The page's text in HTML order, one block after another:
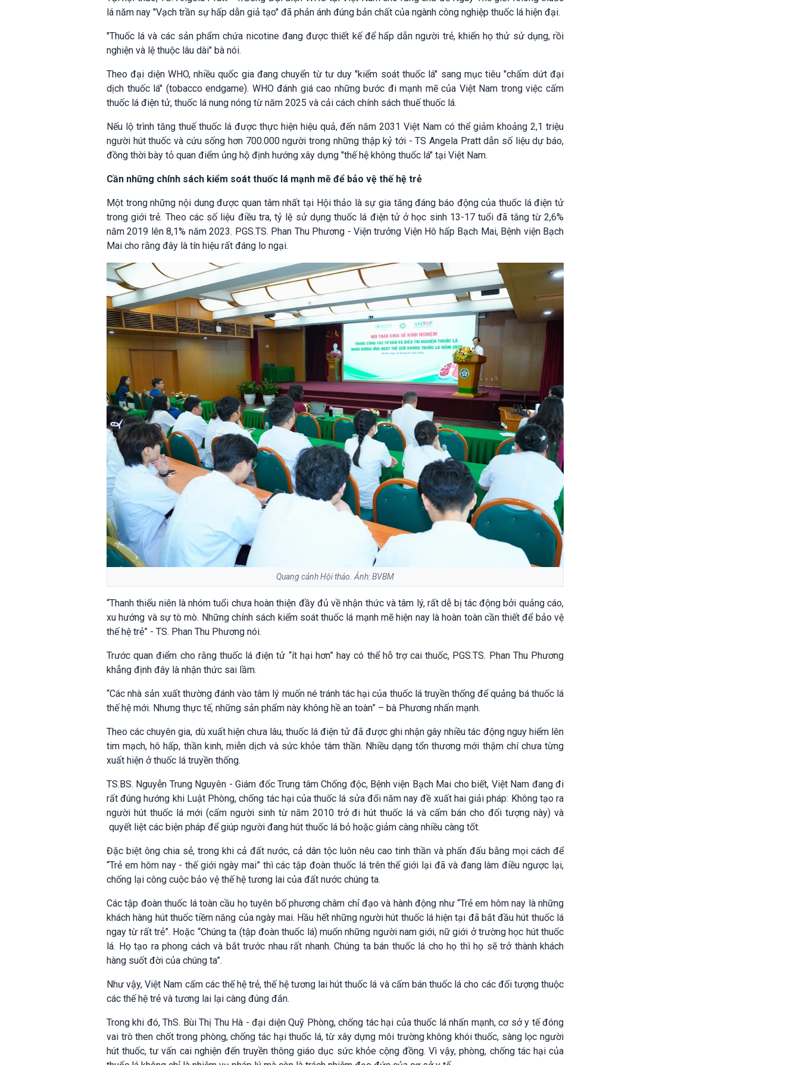
lá năm nay "Vạch trần sự hấp dẫn giả tạo" đã phản ánh đúng bản chất của ngành công nghiệp thuốc lá hiện đại.
"Thuốc lá và các sản phẩm chứa nicotine đang được thiết kế để hấp dẫn người trẻ, khiến họ thử sử dụng, rồi
nghiện và lệ thuộc lâu dài" bà nói.
Theo đại diện WHO, nhiều quốc gia đang chuyển từ tư duy "kiểm soát thuốc lá" sang mục tiêu "chấm dứt đại
dịch thuốc lá" (tobacco endgame). WHO đánh giá cao những bước đi mạnh mẽ của Việt Nam trong việc cấm
thuốc lá điện tử, thuốc lá nung nóng từ năm 2025 và cải cách chính sách thuế thuốc lá.
Nếu lộ trình tăng thuế thuốc lá được thực hiện hiệu quả, đến năm 2031 Việt Nam có thể giảm khoảng 2,1 triệu
người hút thuốc và cứu sống hơn 700.000 người trong những thập kỷ tới - TS Angela Pratt dẫn số liệu dự báo,
đồng thời bày tỏ quan điểm ủng hộ định hướng xây dựng "thế hệ không thuốc lá" tại Việt Nam.
Cần những chính sách kiểm soát thuốc lá mạnh mẽ để bảo vệ thế hệ trẻ
Một trong những nội dung được quan tâm nhất tại Hội thảo là sự gia tăng đáng báo động của thuốc lá điện tử
trong giới trẻ. Theo các số liệu điều tra, tỷ lệ sử dụng thuốc lá điện tử ở học sinh 13-17 tuổi đã tăng từ 2,6%
năm 2019 lên 8,1% năm 2023. PGS.TS. Phan Thu Phương - Viện trưởng Viện Hô hấp Bạch Mai, Bệnh viện Bạch
Mai cho rằng đây là tín hiệu rất đáng lo ngại.
Quang cảnh Hội thảo. Ảnh: BVBM
“Thanh thiếu niên là nhóm tuổi chưa hoàn thiện đầy đủ về nhận thức và tâm lý, rất dễ bị tác động bởi quảng cáo,
xu hướng và sự tò mò. Những chính sách kiểm soát thuốc lá mạnh mẽ hiện nay là hoàn toàn cần thiết để bảo vệ
thế hệ trẻ” - TS. Phan Thu Phương nói.
Trước quan điểm cho rằng thuốc lá điện tử “ít hại hơn” hay có thể hỗ trợ cai thuốc, PGS.TS. Phan Thu Phương
khẳng định đây là nhận thức sai lầm.
“Các nhà sản xuất thường đánh vào tâm lý muốn né tránh tác hại của thuốc lá truyền thống để quảng bá thuốc lá
thế hệ mới. Nhưng thực tế, những sản phẩm này không hề an toàn” – bà Phương nhấn mạnh.
Theo các chuyên gia, dù xuất hiện chưa lâu, thuốc lá điện tử đã được ghi nhận gây nhiều tác động nguy hiểm lên
tim mạch, hô hấp, thần kinh, miễn dịch và sức khỏe tâm thần. Nhiều dạng tổn thương mới thậm chí chưa từng
xuất hiện ở thuốc lá truyền thống.
TS.BS. Nguyễn Trung Nguyên - Giám đốc Trung tâm Chống độc, Bệnh viện Bạch Mai cho biết, Việt Nam đang đi
rất đúng hướng khi Luật Phòng, chống tác hại của thuốc lá sửa đổi năm nay đề xuất hai giải pháp: Không tạo ra
người hút thuốc lá mới (cấm người sinh từ năm 2010 trở đi hút thuốc lá và cấm bán cho đối tượng này) và
quyết liệt các biện pháp để giúp người đang hút thuốc lá bỏ hoặc giảm càng nhiều càng tốt.
Đặc biệt ông chia sẻ, trong khi cả đất nước, cả dân tộc luôn nêu cao tinh thần và phấn đấu bằng mọi cách để
“Trẻ em hôm nay - thế giới ngày mai” thì các tập đoàn thuốc lá trên thế giới lại đã và đang làm điều ngược lại,
chống lại công cuộc bảo vệ thế hệ tương lai của đất nước chúng ta.
Các tập đoàn thuốc lá toàn cầu họ tuyên bố phương châm chỉ đạo và hành động như “Trẻ em hôm nay là những
khách hàng hút thuốc tiềm năng của ngày mai. Hầu hết những người hút thuốc lá hiện tại đã bắt đầu hút thuốc lá
ngay từ rất trẻ”. Hoặc “Chúng ta (tập đoàn thuốc lá) muốn những người nam giới, nữ giới ở trường học hút thuốc
lá. Họ tạo ra phong cách và bắt trước nhau rất nhanh. Chúng ta bán thuốc lá cho họ thì họ sẽ trở thành khách
hàng suốt đời của chúng ta”.
Như vậy, Việt Nam cấm các thế hệ trẻ, thế hệ tương lai hút thuốc lá và cấm bán thuốc lá cho các đối tượng thuộc
các thế hệ trẻ và tương lai lại càng đúng đắn.
Trong khi đó, ThS. Bùi Thị Thu Hà - đại diện Quỹ Phòng, chống tác hại của thuốc lá nhấn mạnh, cơ sở y tế đóng
vai trò then chốt trong phòng, chống tác hại thuốc lá, từ xây dựng môi trường không khói thuốc, sàng lọc người
hút thuốc, tư vấn cai nghiện đến truyền thông giáo dục sức khỏe cộng đồng. Vì vậy, phòng, chống tác hại của